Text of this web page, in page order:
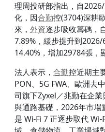
理周投研部指出，自
化，因合勤控(3704)深耕
來， 外資逐步吸收籌碼，
7.89%，緩步提升到
14.40%，增加29784張，
法人表示， 合勤控近期主
PON、5G FWA、歐洲去
司旗下Zyxel／兆勤在企
與通路基礎，2026年市
是 Wi-Fi 7 正逐步取代